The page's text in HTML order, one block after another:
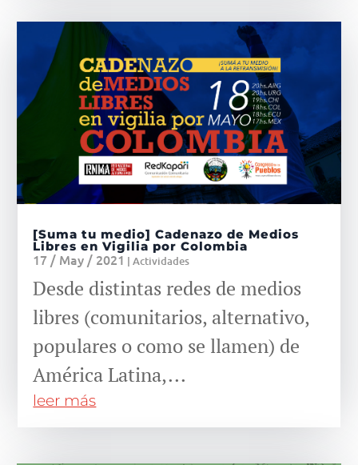
[Suma tu medio] Cadenazo de Medios
Libres en Vigilia por Colombia
17 / May / 2021 |Actividades
Desde distintas redes de medios
libres (comunitarios, alternativo,
populares o como se llamen) de
América Latina,...
leer más